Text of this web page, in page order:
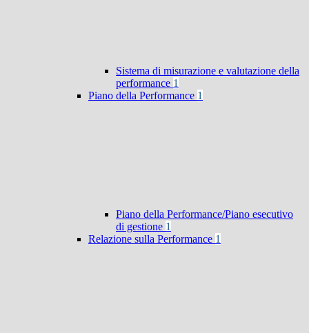
Sistema di misurazione e valutazione della
performance 1
Piano della Performance 1
Piano della Performance/Piano esecutivo
di gestione 1
Relazione sulla Performance 1